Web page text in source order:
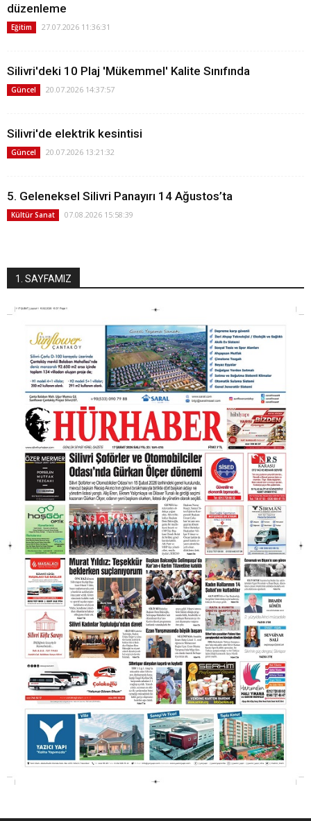
düzenleme
Eğitim 27.07.2026 11:36:31
Silivri'deki 10 Plaj 'Mükemmel' Kalite Sınıfında
Güncel 20.07.2026 14:37:57
Silivri'de elektrik kesintisi
Güncel 20.07.2026 13:21:32
5. Geleneksel Silivri Panayırı 14 Ağustos’ta
Kültür Sanat 07.08.2026 15:58:39
1. SAYFAMIZ